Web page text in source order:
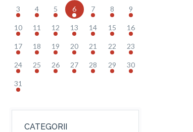
3 4 5 6 7 8 9
10 11 12 13 14 15 16
17 18 19 20 21 22 23
24 25 26 27 28 29 30
31
CATEGORII